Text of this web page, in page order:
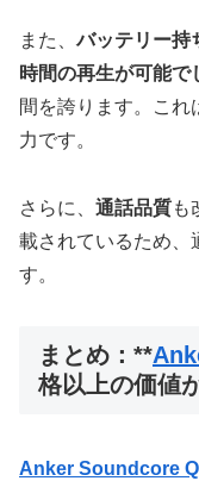
また、バッテリー持
時間の再生が可能で
間を誇ります。こ
力です。
さらに、 通話品質も
載されているため、
す。
まとめ：**
格以上の価値
Anker Soundcore